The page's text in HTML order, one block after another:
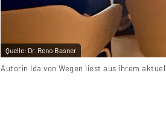
Quelle: Dr. Reno Basner
Autorin Ida von Wegen liest aus ihrem